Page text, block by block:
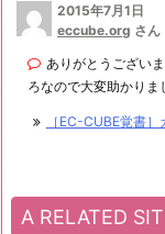
2015年7月1日
eccube.org さん
ありがとうござい
ろなので大変助かりま
［EC-CUBE覚書
A RELATED